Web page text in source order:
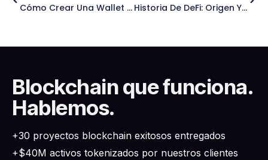
Cómo Crear Una Wallet O Billetera En Metamask En 2026
Historia De DeFi: Origen Y Evolución De Las Finanzas Descentralizadas
Blockchain que funciona.
Hablemos.
+30 proyectos blockchain exitosos entregados
+$40M activos tokenizados por nuestros clientes